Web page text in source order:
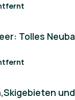
Tolles